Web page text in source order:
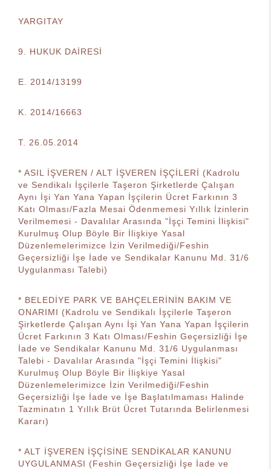
YARGITAY
9. HUKUK DAİRESİ
E. 2014/13199
K. 2014/16663
T. 26.05.2014
* ASIL İŞVEREN / ALT İŞVEREN İŞÇİLERİ (Kadrolu
ve Sendikalı İşçilerle Taşeron Şirketlerde Çalışan
Aynı İşi Yan Yana Yapan İşçilerin Ücret Farkının 3
Katı Olması/Fazla Mesai Ödenmemesi Yıllık İzinlerin
Verilmemesi - Davalılar Arasında "İşçi Temini İlişkisi"
Kurulmuş Olup Böyle Bir İlişkiye Yasal
Düzenlemelerimizce İzin Verilmediği/Feshin
Geçersizliği İşe İade ve Sendikalar Kanunu Md. 31/6
Uygulanması Talebi)
* BELEDİYE PARK VE BAHÇELERİNİN BAKIM VE
ONARIMI (Kadrolu ve Sendikalı İşçilerle Taşeron
Şirketlerde Çalışan Aynı İşi Yan Yana Yapan İşçilerin
Ücret Farkının 3 Katı Olması/Feshin Geçersizliği İşe
İade ve Sendikalar Kanunu Md. 31/6 Uygulanması
Talebi - Davalılar Arasında "İşçi Temini İlişkisi"
Kurulmuş Olup Böyle Bir İlişkiye Yasal
Düzenlemelerimizce İzin Verilmediği/Feshin
Geçersizliği İşe İade ve İşe Başlatılmaması Halinde
Tazminatın 1 Yıllık Brüt Ücret Tutarında Belirlenmesi
Kararı)
* ALT İŞVEREN İŞÇİSİNE SENDİKALAR KANUNU
UYGULANMASI (Feshin Geçersizliği İşe İade ve